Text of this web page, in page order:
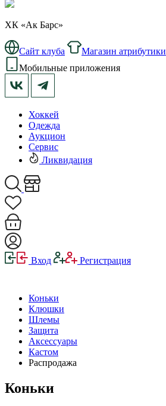
ХК «Ак Барс»
Сайт клуба Магазин атрибутики
Мобильные приложения
Хоккей
Одежда
Аукцион
Сервис
Ликвидация
Вход Регистрация
Коньки
Клюшки
Шлемы
Защита
Аксессуары
Кастом
Распродажа
Коньки